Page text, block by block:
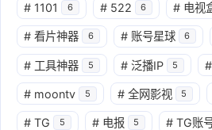
# 1101 6 # 522 6 # 电视
# 看片神器 6 # 账号星球 6
# 工具神器 5 # 泛播IP 5 #
# moontv 5 # 全网影视 5
# TG 5 # 电报 5 # TG账